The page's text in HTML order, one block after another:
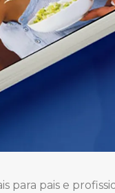
para pais e